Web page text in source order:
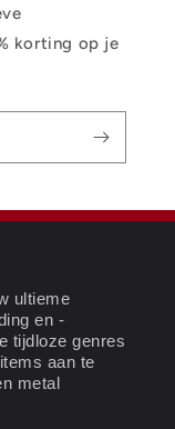
korting op je
ultieme
en -
tijdloze genres
aan te
metal